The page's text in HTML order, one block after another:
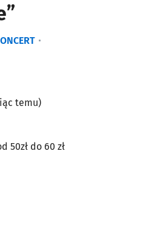
temu)
50zł do 60 zł